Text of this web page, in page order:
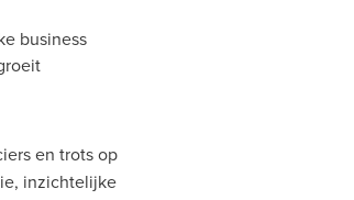
business
en trots op
inzichtelijke